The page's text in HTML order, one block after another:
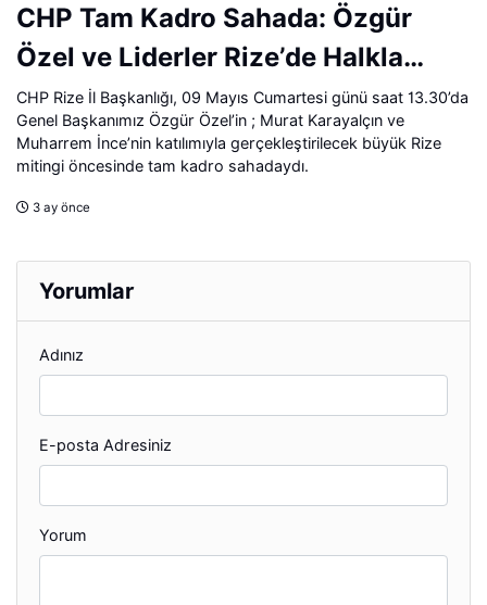
CHP Tam Kadro Sahada: Özgür
Özel ve Liderler Rize’de Halkla
Buluşuyor
CHP Rize İl Başkanlığı, 09 Mayıs Cumartesi günü saat 13.30’da
Genel Başkanımız Özgür Özel’in ; Murat Karayalçın ve
Muharrem İnce’nin katılımıyla gerçekleştirilecek büyük Rize
mitingi öncesinde tam kadro sahadaydı.
3 ay önce
Yorumlar
Adınız
E-posta Adresiniz
Yorum